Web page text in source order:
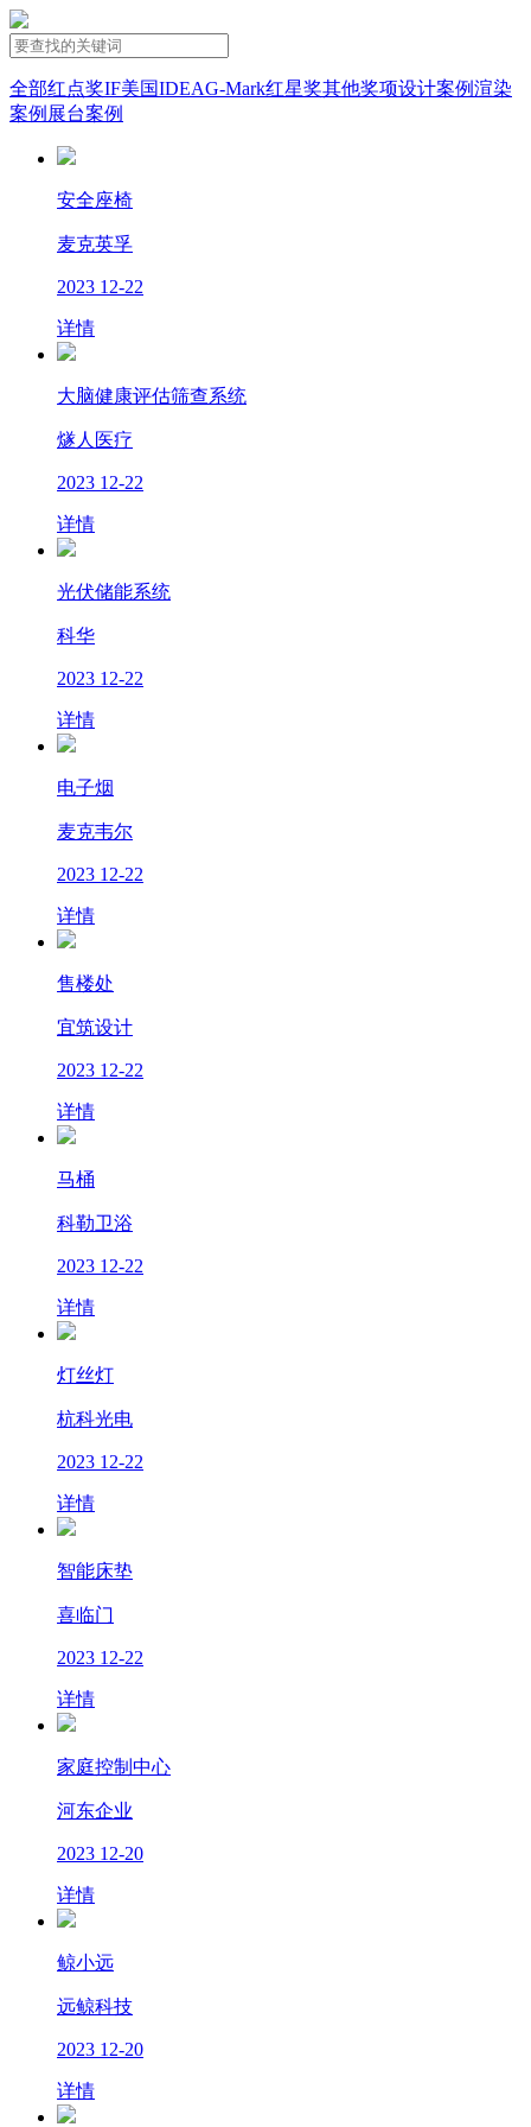
全部红点奖IF美国IDEAG-Mark红星奖其他奖项设计案例渲染
案例 展台案例
安全座椅
麦克英孚
2023 12-22
详情
大脑健康评估筛查系统
燧人医疗
2023 12-22
详情
光伏储能系统
科华
2023 12-22
详情
电子烟
麦克韦尔
2023 12-22
详情
售楼处
宜筑设计
2023 12-22
详情
马桶
科勒卫浴
2023 12-22
详情
灯丝灯
杭科光电
2023 12-22
详情
智能床垫
喜临门
2023 12-22
详情
家庭控制中心
河东企业
2023 12-20
详情
鲸小远
远鲸科技
2023 12-20
详情